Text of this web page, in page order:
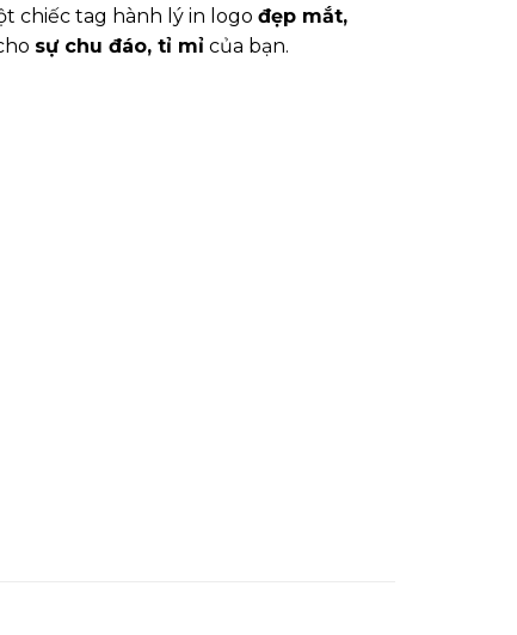
chiếc tag hành lý in logo đẹp mắt,
sự chu đáo, tỉ mỉ của bạn.